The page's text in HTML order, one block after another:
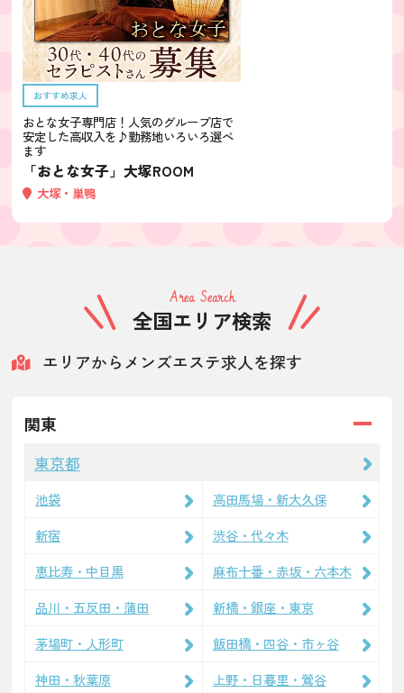
おすすめ求人
おとな女子専門店！人気のグループ店で
安定した高収入を♪勤務地いろいろ選べ
ます
「おとな女子」大塚ROOM
大塚・巣鴨
Area Search
全国エリア検索
エリアからメンズエステ求人を探す
関東
東京都
池袋
高田馬場・新大久保
新宿
渋谷・代々木
恵比寿・中目黒
麻布十番・赤坂・六本木
品川・五反田・蒲田
新橋・銀座・東京
茅場町・人形町
飯田橋・四谷・市ヶ谷
神田・秋葉原
上野・日暮里・鶯谷